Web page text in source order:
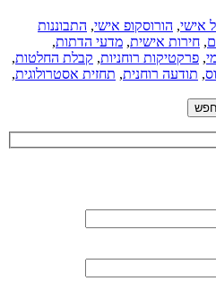
אישי, הורוסקופ אישי, התבוננות
, חירות אישית, מדעי הדתות,
, פרקטיקות רוחניות, קבלת החלטות,
, תודעה רוחנית, תחזית אסטרולוגית,